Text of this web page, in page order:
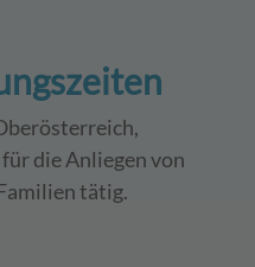
die Anliegen von
tätig.